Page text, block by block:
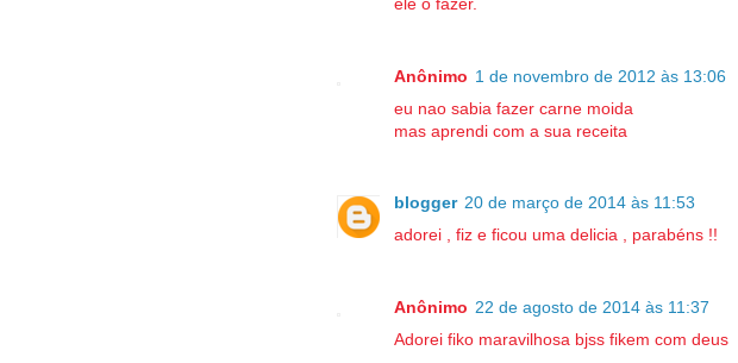
ele o fazer.
Anônimo 1 de novembro de 2012 às 13:06
eu nao sabia fazer carne moida
mas aprendi com a sua receita
blogger 20 de março de 2014 às 11:53
adorei , fiz e ficou uma delicia , parabéns !!
Anônimo 22 de agosto de 2014 às 11:37
Adorei fiko maravilhosa bjss fikem com deus